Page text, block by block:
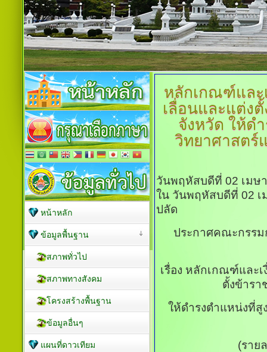
หลักเกณฑ์และ
เลื่อนและแต่ง
จังหวัด ให้ด
วิทยาศาสตร์
วันพฤหัสบดีที่ 02 เมษ
ใน วันพฤหัสบดีที่ 02 เ
ปลัด
ประกาศคณะกรรม
เรื่อง หลักเกณฑ์และเ
ตั้งข้ารา
ให้ดำรงตำแหน่งที่สู
(ราย
หน้าหลัก
ข้อมูลพื้นฐาน
สภาพทั่วไป
สภาพทางสังคม
โครงสร้างพื้นฐาน
ข้อมูลอื่นๆ
แผนที่ดาวเทียม